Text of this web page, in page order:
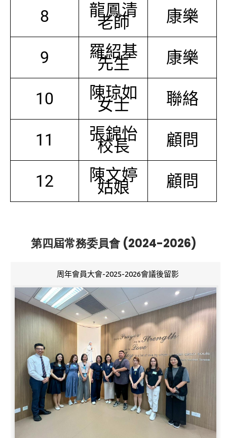
8 龍鳳清
老師 康樂
9 羅紹基
先生 康樂
10 陳琼如
女士 聯絡
11 張錦怡
校長 顧問
12 陳文婷
姑娘 顧問
第四屆常務委員會 (2024-2026)
周年會員大會-2025-2026會議後留影